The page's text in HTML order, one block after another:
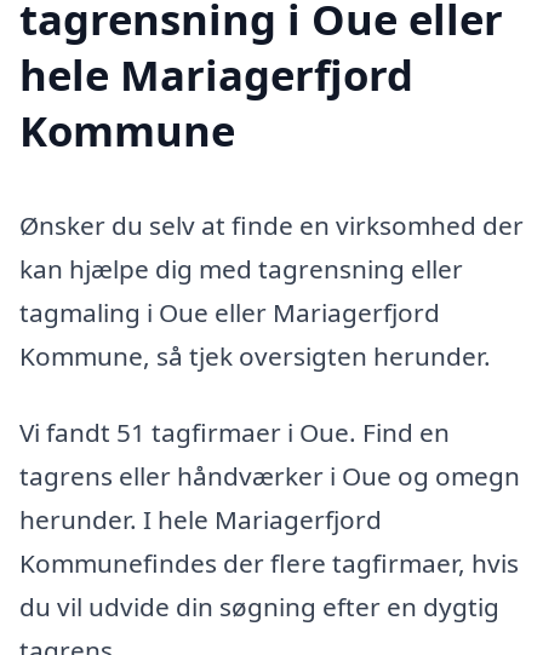
tagrensning i Oue eller
hele Mariagerfjord
Kommune
Ønsker du selv at finde en virksomhed der
kan hjælpe dig med tagrensning eller
tagmaling i Oue eller Mariagerfjord
Kommune, så tjek oversigten herunder.
Vi fandt 51 tagfirmaer i Oue. Find en
tagrens eller håndværker i Oue og omegn
herunder. I hele Mariagerfjord
Kommunefindes der flere tagfirmaer, hvis
du vil udvide din søgning efter en dygtig